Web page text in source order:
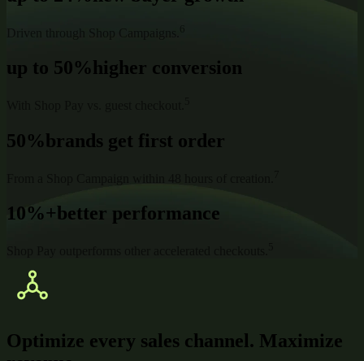
up to 50% higher conversion
50%brands get first order
10%+better performance
Optimize every sales channel. Maximize